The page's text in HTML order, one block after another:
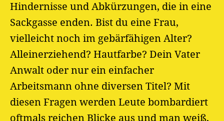
Hindernisse und Abkürzungen, die in eine
Sackgasse enden. Bist du eine Frau,
vielleicht noch im gebärfähigen Alter?
Alleinerziehend? Hautfarbe? Dein Vater
Anwalt oder nur ein einfacher
Arbeitsmann ohne diversen Titel? Mit
diesen Fragen werden Leute bombardiert
oftmals reichen Blicke aus und man weiß,